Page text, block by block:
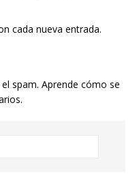
cada nueva entrada.
spam. Aprende cómo se